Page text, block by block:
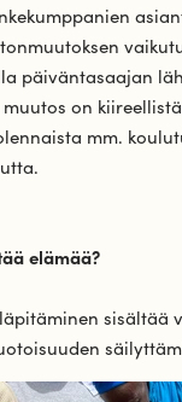
päiväntasaajan
on
mm.
elämää?
sisältää